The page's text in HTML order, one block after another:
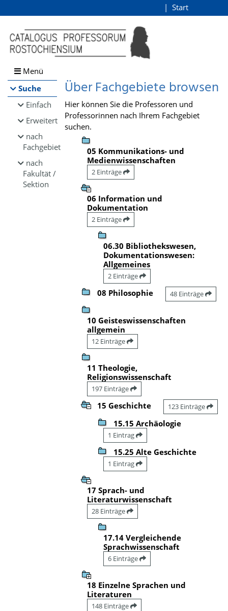
Browsen
direkt zum Inhalt
Start
Menü
Suche
Einfach
Erweitert
nach
Fachgebiet
nach
Fakultät /
Sektion
Über Fachgebiete browsen
Hier können Sie die Professoren und
Professorinnen nach Ihrem Fachgebiet
suchen.
05 Kommunikations- und
Medienwissenschaften
2 Einträge
06 Information und
Dokumentation
2 Einträge
06.30 Bibliothekswesen,
Dokumentationswesen:
Allgemeines
2 Einträge
08 Philosophie 48 Einträge
10 Geisteswissenschaften
allgemein
12 Einträge
11 Theologie,
Religionswissenschaft
197 Einträge
15 Geschichte 123 Einträge
15.15 Archäologie
1 Eintrag
15.25 Alte Geschichte
1 Eintrag
17 Sprach- und
Literaturwissenschaft
28 Einträge
17.14 Vergleichende
Sprachwissenschaft
6 Einträge
18 Einzelne Sprachen und
Literaturen
148 Einträge